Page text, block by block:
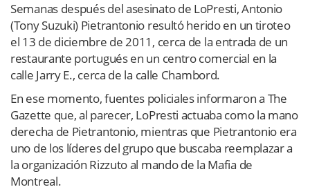
Semanas después del asesinato de LoPresti, Antonio
(Tony Suzuki) Pietrantonio resultó herido en un tiroteo
el 13 de diciembre de 2011, cerca de la entrada de un
restaurante portugués en un centro comercial en la
calle Jarry E., cerca de la calle Chambord.
En ese momento, fuentes policiales informaron a The
Gazette que, al parecer, LoPresti actuaba como la mano
derecha de Pietrantonio, mientras que Pietrantonio era
uno de los líderes del grupo que buscaba reemplazar a
la organización Rizzuto al mando de la Mafia de
Montreal.